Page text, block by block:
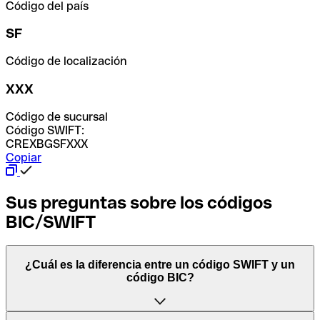
Código del país
SF
Código de localización
XXX
Código de sucursal
Código SWIFT:
CREXBGSFXXX
Copiar
Sus preguntas sobre los códigos
BIC/SWIFT
¿Cuál es la diferencia entre un código SWIFT y un
código BIC?